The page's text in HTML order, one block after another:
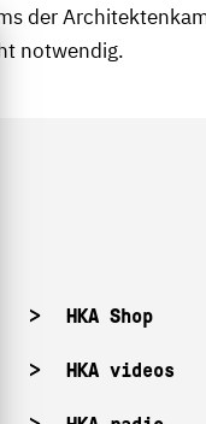
der
notwendig.
HKA Shop
HKA videos